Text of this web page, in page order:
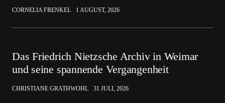
CORNELIA FRENKEL 1 AUGUST, 2026
Das Friedrich Nietzsche Archiv in Weimar
und seine spannende Vergangenheit
CHRISTIANE GRATHWOHL 31 JULI, 2026